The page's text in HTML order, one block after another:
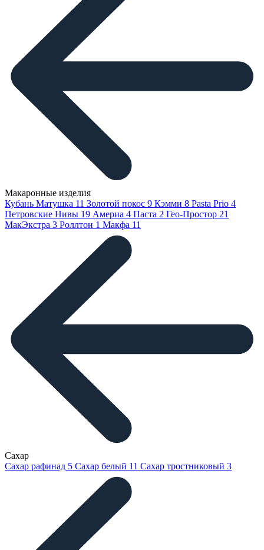
Макаронные изделия
Кубань Матушка 11 Золотой покос 9 Кэмми 8 Pasta Prio 4
Петровские Нивы 19 Америа 4 Паста 2 Гео-Простор 21
МакЭкстра 3 Роллтон 1 Макфа 11
Сахар
Сахар рафинад 5 Сахар белый 11 Сахар тростниковый 3